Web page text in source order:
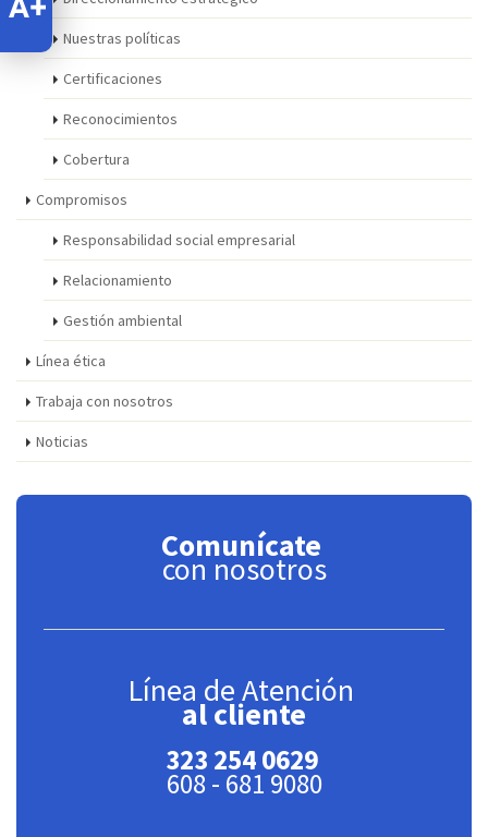
Nuestras políticas
Certificaciones
Reconocimientos
Cobertura
Compromisos
Responsabilidad social empresarial
Relacionamiento
Gestión ambiental
Línea ética
Trabaja con nosotros
Noticias
Comunícate
con nosotros
Línea de Atención
al cliente
323 254 0629
608 - 681 9080